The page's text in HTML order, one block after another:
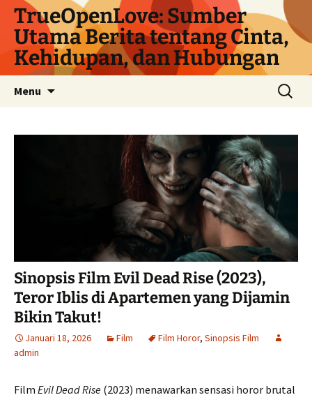
Langsung
TrueOpenLove: Sumber
Utama Berita tentang Cinta,
Kehidupan, dan Hubungan
Menu
Cari
untuk:
Sinopsis Film Evil Dead Rise (2023),
Teror Iblis di Apartemen yang Dijamin
Bikin Takut!
Januari 18, 2026 Film Film Horor, Sinopsis Film
admin
Film Evil Dead Rise (2023) menawarkan sensasi horor brutal